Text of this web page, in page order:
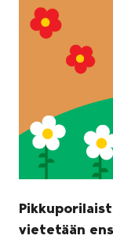
vietetään